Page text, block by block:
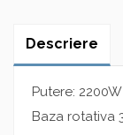
Descriere
Putere: 2200W
Baza rotativa